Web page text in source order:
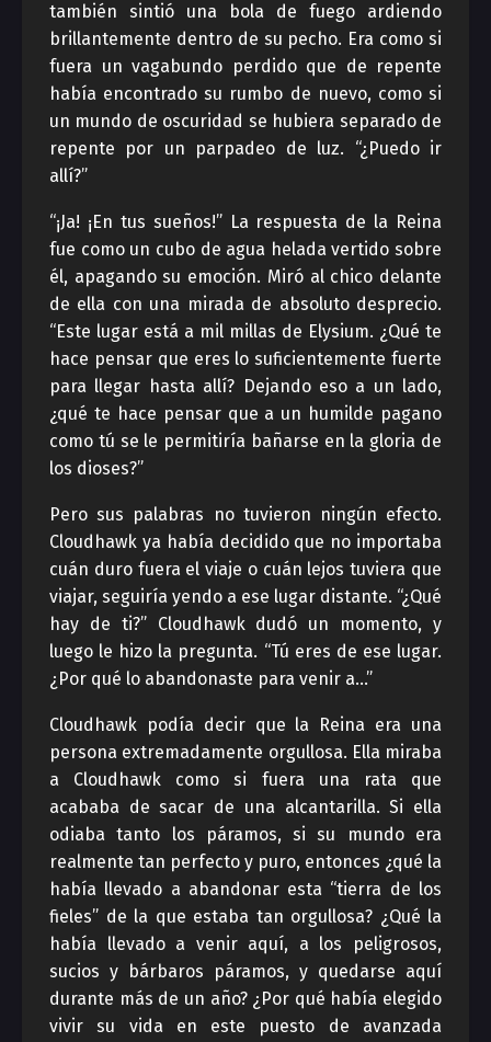
también sintió una bola de fuego ardiendo
brillantemente dentro de su pecho. Era como si
fuera un vagabundo perdido que de repente
había encontrado su rumbo de nuevo, como si
un mundo de oscuridad se hubiera separado de
repente por un parpadeo de luz. “¿Puedo ir
allí?”
“¡Ja! ¡En tus sueños!” La respuesta de la Reina
fue como un cubo de agua helada vertido sobre
él, apagando su emoción. Miró al chico delante
de ella con una mirada de absoluto desprecio.
“Este lugar está a mil millas de Elysium. ¿Qué te
hace pensar que eres lo suficientemente fuerte
para llegar hasta allí? Dejando eso a un lado,
¿qué te hace pensar que a un humilde pagano
como tú se le permitiría bañarse en la gloria de
los dioses?”
Pero sus palabras no tuvieron ningún efecto.
Cloudhawk ya había decidido que no importaba
cuán duro fuera el viaje o cuán lejos tuviera que
viajar, seguiría yendo a ese lugar distante. “¿Qué
hay de ti?” Cloudhawk dudó un momento, y
luego le hizo la pregunta. “Tú eres de ese lugar.
¿Por qué lo abandonaste para venir a…”
Cloudhawk podía decir que la Reina era una
persona extremadamente orgullosa. Ella miraba
a Cloudhawk como si fuera una rata que
acababa de sacar de una alcantarilla. Si ella
odiaba tanto los páramos, si su mundo era
realmente tan perfecto y puro, entonces ¿qué la
había llevado a abandonar esta “tierra de los
fieles” de la que estaba tan orgullosa? ¿Qué la
había llevado a venir aquí, a los peligrosos,
sucios y bárbaros páramos, y quedarse aquí
durante más de un año? ¿Por qué había elegido
vivir su vida en este puesto de avanzada